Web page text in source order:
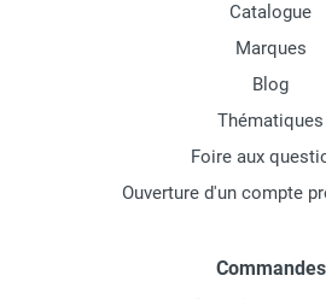
Catalogue
Marques
Blog
Thématiques
Foire aux
Ouverture d'un compte
Commandes